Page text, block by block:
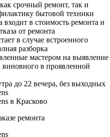
срочный ремонт, так и
бытовой техники
в стоимость ремонта и
от ремонта
в случае встроенного
разборка
мастером на выявление
виновного в проявленной
до 22 вечера, без выходных
ремонта